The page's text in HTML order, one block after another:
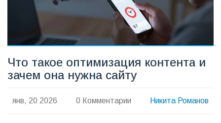
Что такое оптимизация контента и
зачем она нужна сайту
янв, 20 2026 0 Комментарии Никита Романов